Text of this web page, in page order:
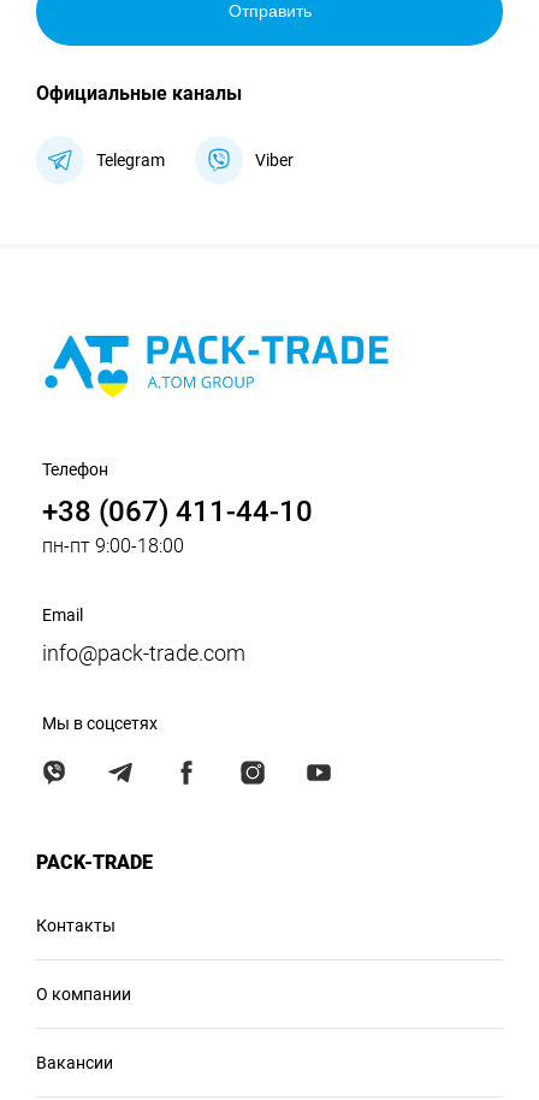
Отправить
Официальные каналы
Telegram Viber
Телефон
+38 (067) 411-44-10
пн-пт 9:00-18:00
Email
info@pack-trade.com
Мы в соцсетях
PACK-TRADE
Контакты
О компании
Вакансии